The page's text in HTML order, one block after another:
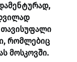
თავისუფალი
რომლებიც
მოსკოვში.